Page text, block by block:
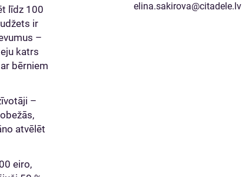
līdz 100
ir
–
katrs
bērniem
–
atvēlēt
eiro,
elina.sakirova@citadele.lv